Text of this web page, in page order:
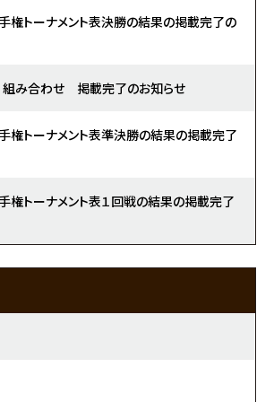
権トーナメント表決勝の結果の掲載完了の
み合わせ 掲載完了のお知らせ
権トーナメント表準決勝の結果の掲載完了
権トーナメント表１回戦の結果の掲載完了